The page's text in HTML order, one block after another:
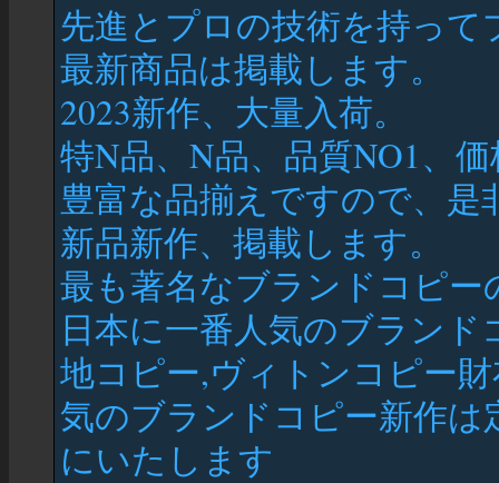
先進とプロの技術を持っ
最新商品は掲載します。
2023新作、大量入荷。
特N品、N品、品質NO1、
豊富な品揃えですので、是
新品新作、掲載します。
最も著名なブランドコピ
日本に一番人気のブラン
地コピー,ヴィトンコピー
気のブランドコピー新作
にいたします